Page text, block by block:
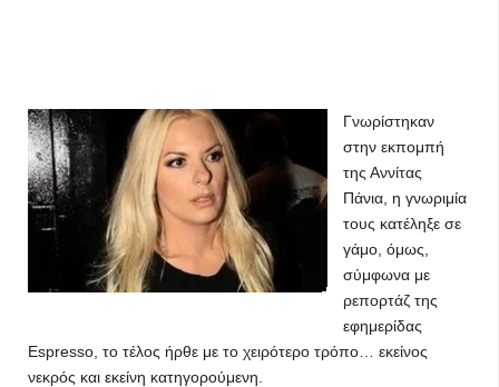
Γνωρίστηκαν
στην εκπομπή
της Αννίτας
Πάνια, η γνωριμία
τους κατέληξε σε
γάμο, όμως,
σύμφωνα με
ρεπορτάζ της
εφημερίδας
Espresso, το τέλος ήρθε με το χειρότερο τρόπο… εκείνος
νεκρός και εκείνη κατηγορούμενη.